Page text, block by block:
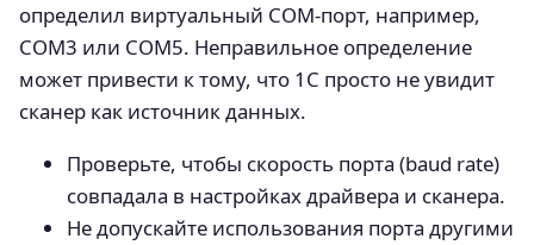
определил виртуальный COM-порт, например,
COM3 или COM5. Неправильное определение
может привести к тому, что 1С просто не увидит
сканер как источник данных.
Проверьте, чтобы скорость порта (baud rate)
совпадала в настройках драйвера и сканера.
Не допускайте использования порта другими